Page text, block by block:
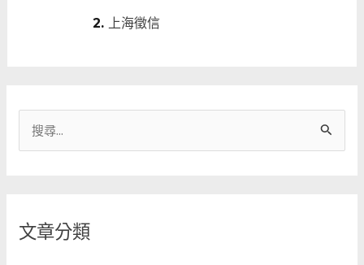
上海徵信
字
文章分類